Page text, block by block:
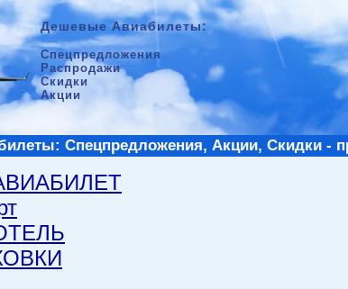
Дешевые Авиабилеты:
Спецпредложения
Распродажи
Скидки
Акции
Спецпредложения, Акции, Скидки -